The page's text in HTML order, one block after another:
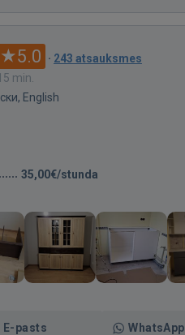
5.0 · 243 atsauksmes
min.
English
35,00€/stunda
E-pasts WhatsApp